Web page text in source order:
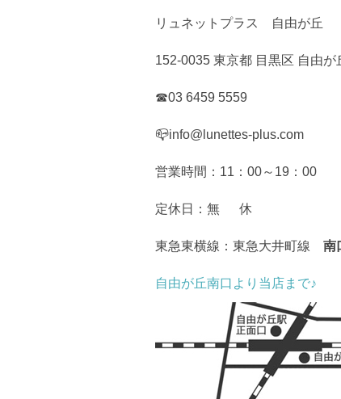
リュネットプラス 自由が丘
152-0035 東京都 目黒区 自由
☎03 6459 5559
📪info@lunettes-plus.com
営業時間：11：00～19：00
定休日：無 休
東急東横線：東急大井町線 南
自由が丘南口より当店まで♪